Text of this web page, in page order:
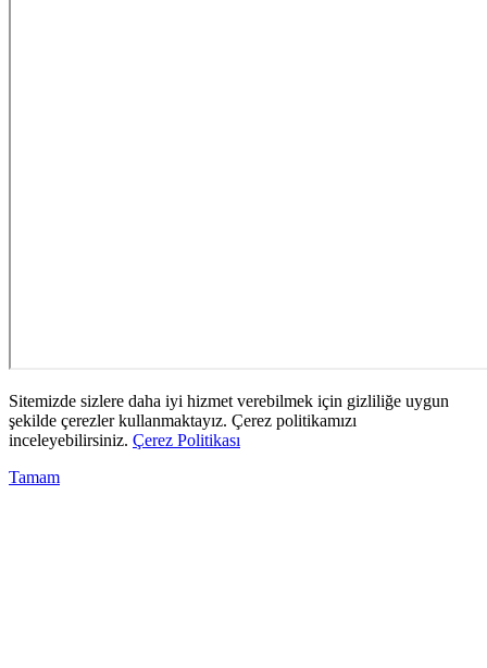
Sitemizde sizlere daha iyi hizmet verebilmek için gizliliğe uygun
şekilde çerezler kullanmaktayız. Çerez politikamızı
inceleyebilirsiniz. Çerez Politikası
Tamam